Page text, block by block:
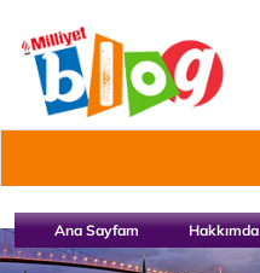
Ana Sayfam Hakkımda